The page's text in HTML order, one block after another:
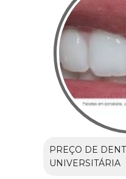
PREÇO DE
UNIVERSITÁRIA